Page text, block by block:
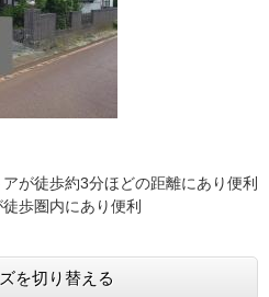
が徒歩約3分ほどの距離にあり便利
歩圏内にあり便利
を切り替える